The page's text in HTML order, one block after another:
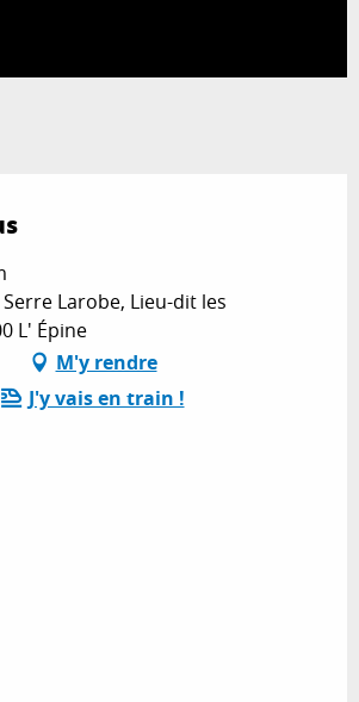
Larobe, Lieu-dit les
L' Épine
M'y rendre
J'y vais en train !